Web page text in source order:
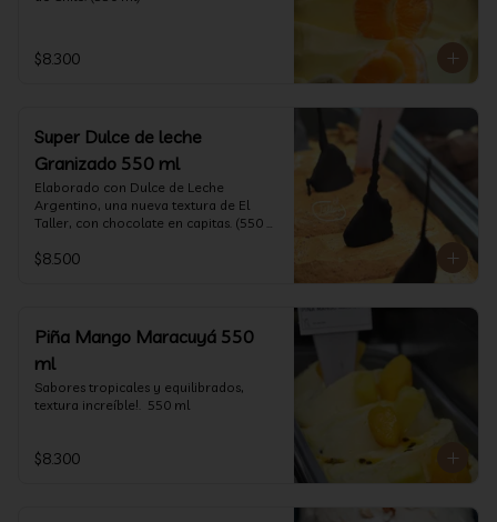
$8.300
Super Dulce de leche
Granizado 550 ml
Elaborado con Dulce de Leche
Argentino, una nueva textura de El
Taller, con chocolate en capitas. (550
$8.500
Piña Mango Maracuyá 550
ml
Sabores tropicales y equilibrados,
textura increíble!.  550 ml
$8.300